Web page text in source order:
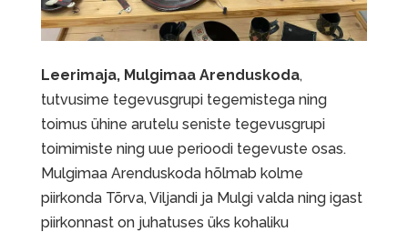
Leerimaja, Mulgimaa Arenduskoda,
tutvusime tegevusgrupi tegemistega ning
toimus ühine arutelu seniste tegevusgrupi
toimimiste ning uue perioodi tegevuste osas.
Mulgimaa Arenduskoda hõlmab kolme
piirkonda Tõrva, Viljandi ja Mulgi valda ning igast
piirkonnast on juhatuses üks kohaliku